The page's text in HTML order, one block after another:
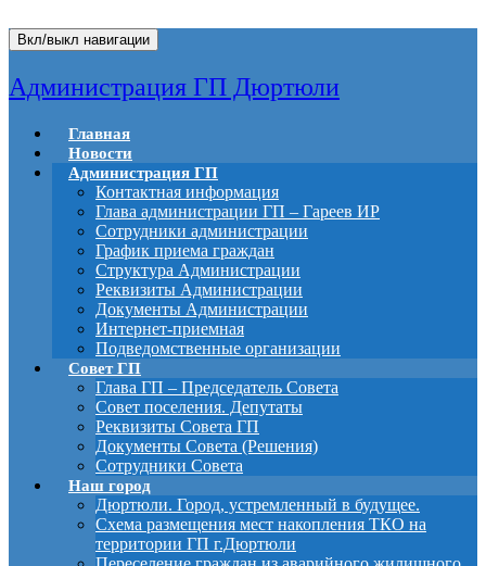
Вкл/выкл навигации
Администрация ГП Дюртюли
Главная
Новости
Администрация ГП
Контактная информация
Глава администрации ГП – Гареев ИР
Сотрудники администрации
График приема граждан
Структура Администрации
Реквизиты Администрации
Документы Администрации
Интернет-приемная
Подведомственные организации
Совет ГП
Глава ГП – Председатель Совета
Совет поселения. Депутаты
Реквизиты Совета ГП
Документы Совета (Решения)
Сотрудники Совета
Наш город
Дюртюли. Город, устремленный в будущее.
Схема размещения мест накопления ТКО на
территории ГП г.Дюртюли